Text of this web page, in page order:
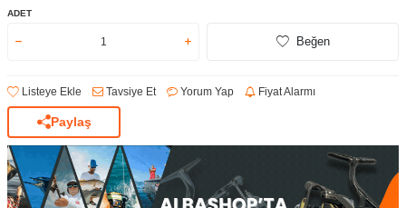
ADET
Beğen
Listeye Ekle Tavsiye Et Yorum Yap Fiyat Alarmı
Paylaş